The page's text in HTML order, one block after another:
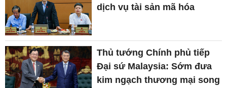
dịch vụ tài sản mã hóa
Thủ tướng Chính phủ tiếp
Đại sứ Malaysia: Sớm đưa
kim ngạch thương mại song